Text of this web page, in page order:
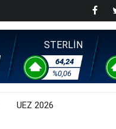
STERLİN
64,24
%0,06
UEZ 2026